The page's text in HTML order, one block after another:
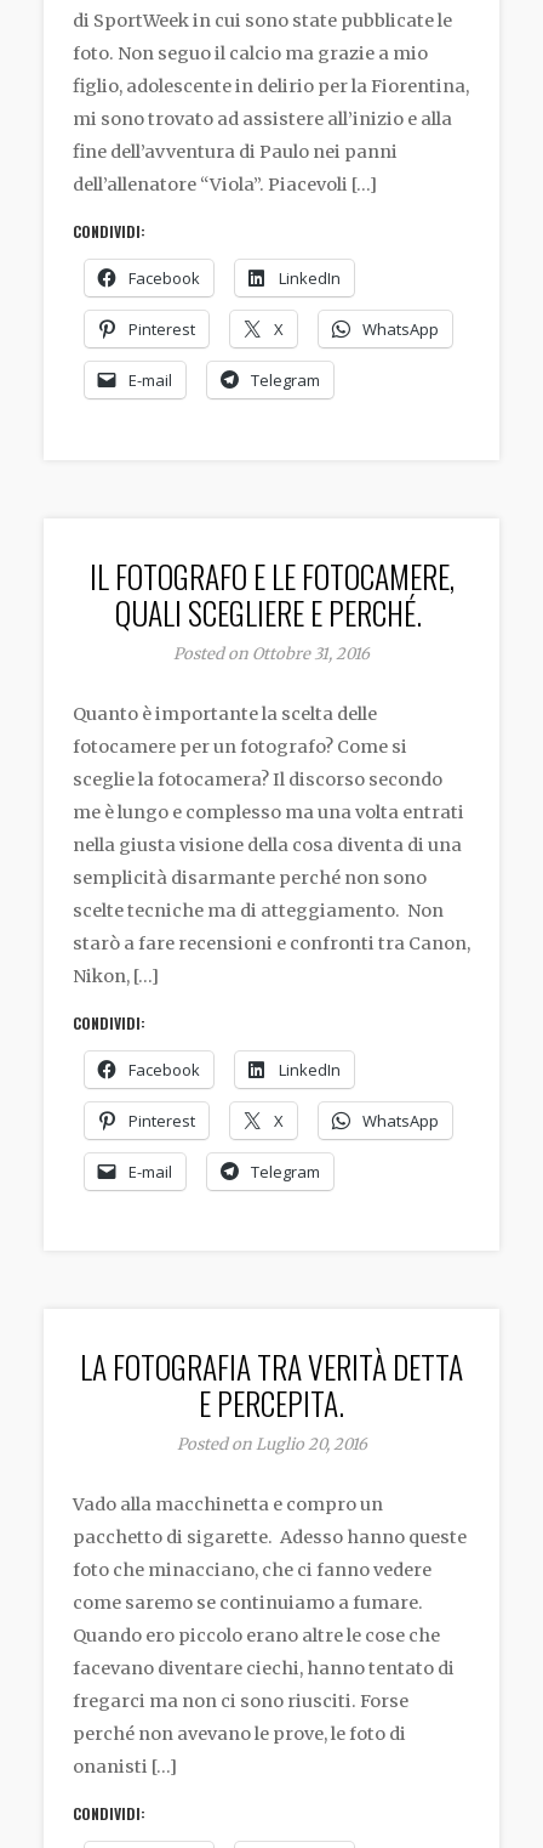
di SportWeek in cui sono state pubblicate le
foto. Non seguo il calcio ma grazie a mio
figlio, adolescente in delirio per la Fiorentina,
mi sono trovato ad assistere all’inizio e alla
fine dell’avventura di Paulo nei panni
dell’allenatore “Viola”. Piacevoli […]
CONDIVIDI:
Facebook LinkedIn
Pinterest X WhatsApp
E-mail Telegram
IL FOTOGRAFO E LE FOTOCAMERE,
QUALI SCEGLIERE E PERCHÉ.
Posted on Ottobre 31, 2016
Quanto è importante la scelta delle
fotocamere per un fotografo? Come si
sceglie la fotocamera? Il discorso secondo
me è lungo e complesso ma una volta entrati
nella giusta visione della cosa diventa di una
semplicità disarmante perché non sono
scelte tecniche ma di atteggiamento. Non
starò a fare recensioni e confronti tra Canon,
Nikon, […]
CONDIVIDI:
Facebook LinkedIn
Pinterest X WhatsApp
E-mail Telegram
LA FOTOGRAFIA TRA VERITÀ DETTA
E PERCEPITA.
Posted on Luglio 20, 2016
Vado alla macchinetta e compro un
pacchetto di sigarette. Adesso hanno queste
foto che minacciano, che ci fanno vedere
come saremo se continuiamo a fumare.
Quando ero piccolo erano altre le cose che
facevano diventare ciechi, hanno tentato di
fregarci ma non ci sono riusciti. Forse
perché non avevano le prove, le foto di
onanisti […]
CONDIVIDI: